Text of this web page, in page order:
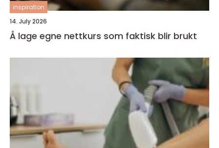
inspiration
14. July 2026
Å lage egne nettkurs som faktisk blir brukt